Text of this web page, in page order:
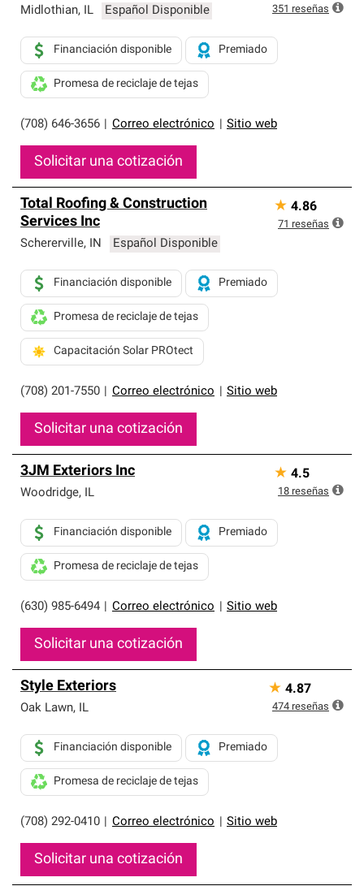
Midlothian, IL Español Disponible
(708) 646-3656 Correo electrónico Sitio web
Financiación disponible Premiado
Promesa de reciclaje de tejas
Solicitar una cotización
351 reseñas
Total Roofing & Construction
Services Inc
Schererville, IN Español Disponible
(708) 201-7550 Correo electrónico Sitio web
Financiación disponible Premiado
Promesa de reciclaje de tejas
Capacitación Solar PROtect
Solicitar una cotización
★ 4.86
71 reseñas
3JM Exteriors Inc
Woodridge, IL
(630) 985-6494 Correo electrónico Sitio web
Financiación disponible Premiado
Promesa de reciclaje de tejas
Solicitar una cotización
★ 4.5
18 reseñas
Style Exteriors
Oak Lawn, IL
(708) 292-0410 Correo electrónico Sitio web
Financiación disponible Premiado
Promesa de reciclaje de tejas
Solicitar una cotización
★ 4.87
474 reseñas